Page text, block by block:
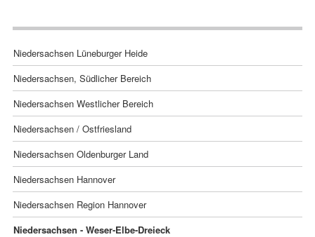
Navigation
überspringen
Niedersachsen Lüneburger Heide
Niedersachsen, Südlicher Bereich
Niedersachsen Westlicher Bereich
Niedersachsen / Ostfriesland
Niedersachsen Oldenburger Land
Niedersachsen Hannover
Niedersachsen Region Hannover
Niedersachsen - Weser-Elbe-Dreieck